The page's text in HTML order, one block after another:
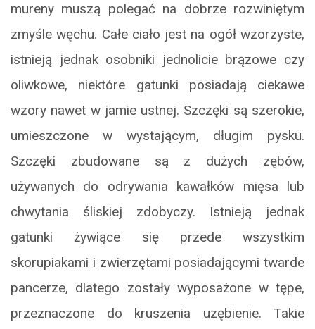
mureny muszą polegać na dobrze rozwiniętym
zmyśle węchu. Całe ciało jest na ogół wzorzyste,
istnieją jednak osobniki jednolicie brązowe czy
oliwkowe, niektóre gatunki posiadają ciekawe
wzory nawet w jamie ustnej. Szczęki są szerokie,
umieszczone w wystającym, długim pysku.
Szczęki zbudowane są z dużych zębów,
używanych do odrywania kawałków mięsa lub
chwytania śliskiej zdobyczy. Istnieją jednak
gatunki żywiące się przede wszystkim
skorupiakami i zwierzętami posiadającymi twarde
pancerze, dlatego zostały wyposażone w tępe,
przeznaczone do kruszenia uzębienie. Takie